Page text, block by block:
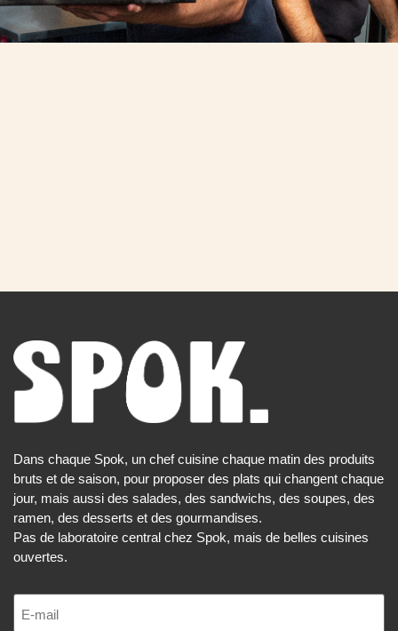
Dans chaque Spok, un chef cuisine chaque matin des produits
bruts et de saison, pour proposer des plats qui changent chaque
jour, mais aussi des salades, des sandwichs, des soupes, des
ramen, des desserts et des gourmandises.
Pas de laboratoire central chez Spok, mais de belles cuisines
ouvertes.